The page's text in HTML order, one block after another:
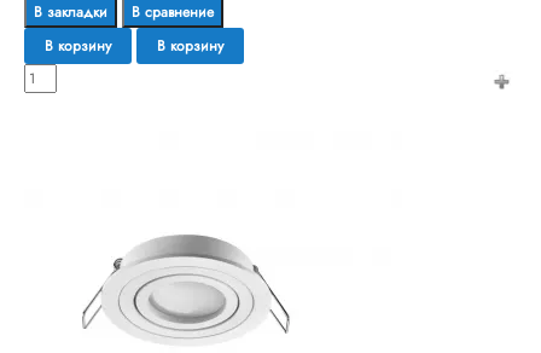
В закладки
В сравнение
В корзину
В корзину